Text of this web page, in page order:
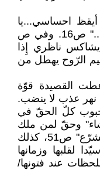
احساسي...يا
عطرا يثمل أنفاسي...إِن لاح ضياؤك..." ص16. وفي ص
ناظري إِذا
الرّوح يهطل من
القصيدة قوّة
نهر عذب لا ينضب.
كلّ الحقّ في
وحقّ لمن ملك
الفؤاد يُمتعُ/ بين الضّلوع وذاك حبّ يشرّع" ص51، كذلك
لقلبها وزمانها
عند فتونها/